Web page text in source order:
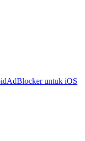
AdBlocker untuk iOS